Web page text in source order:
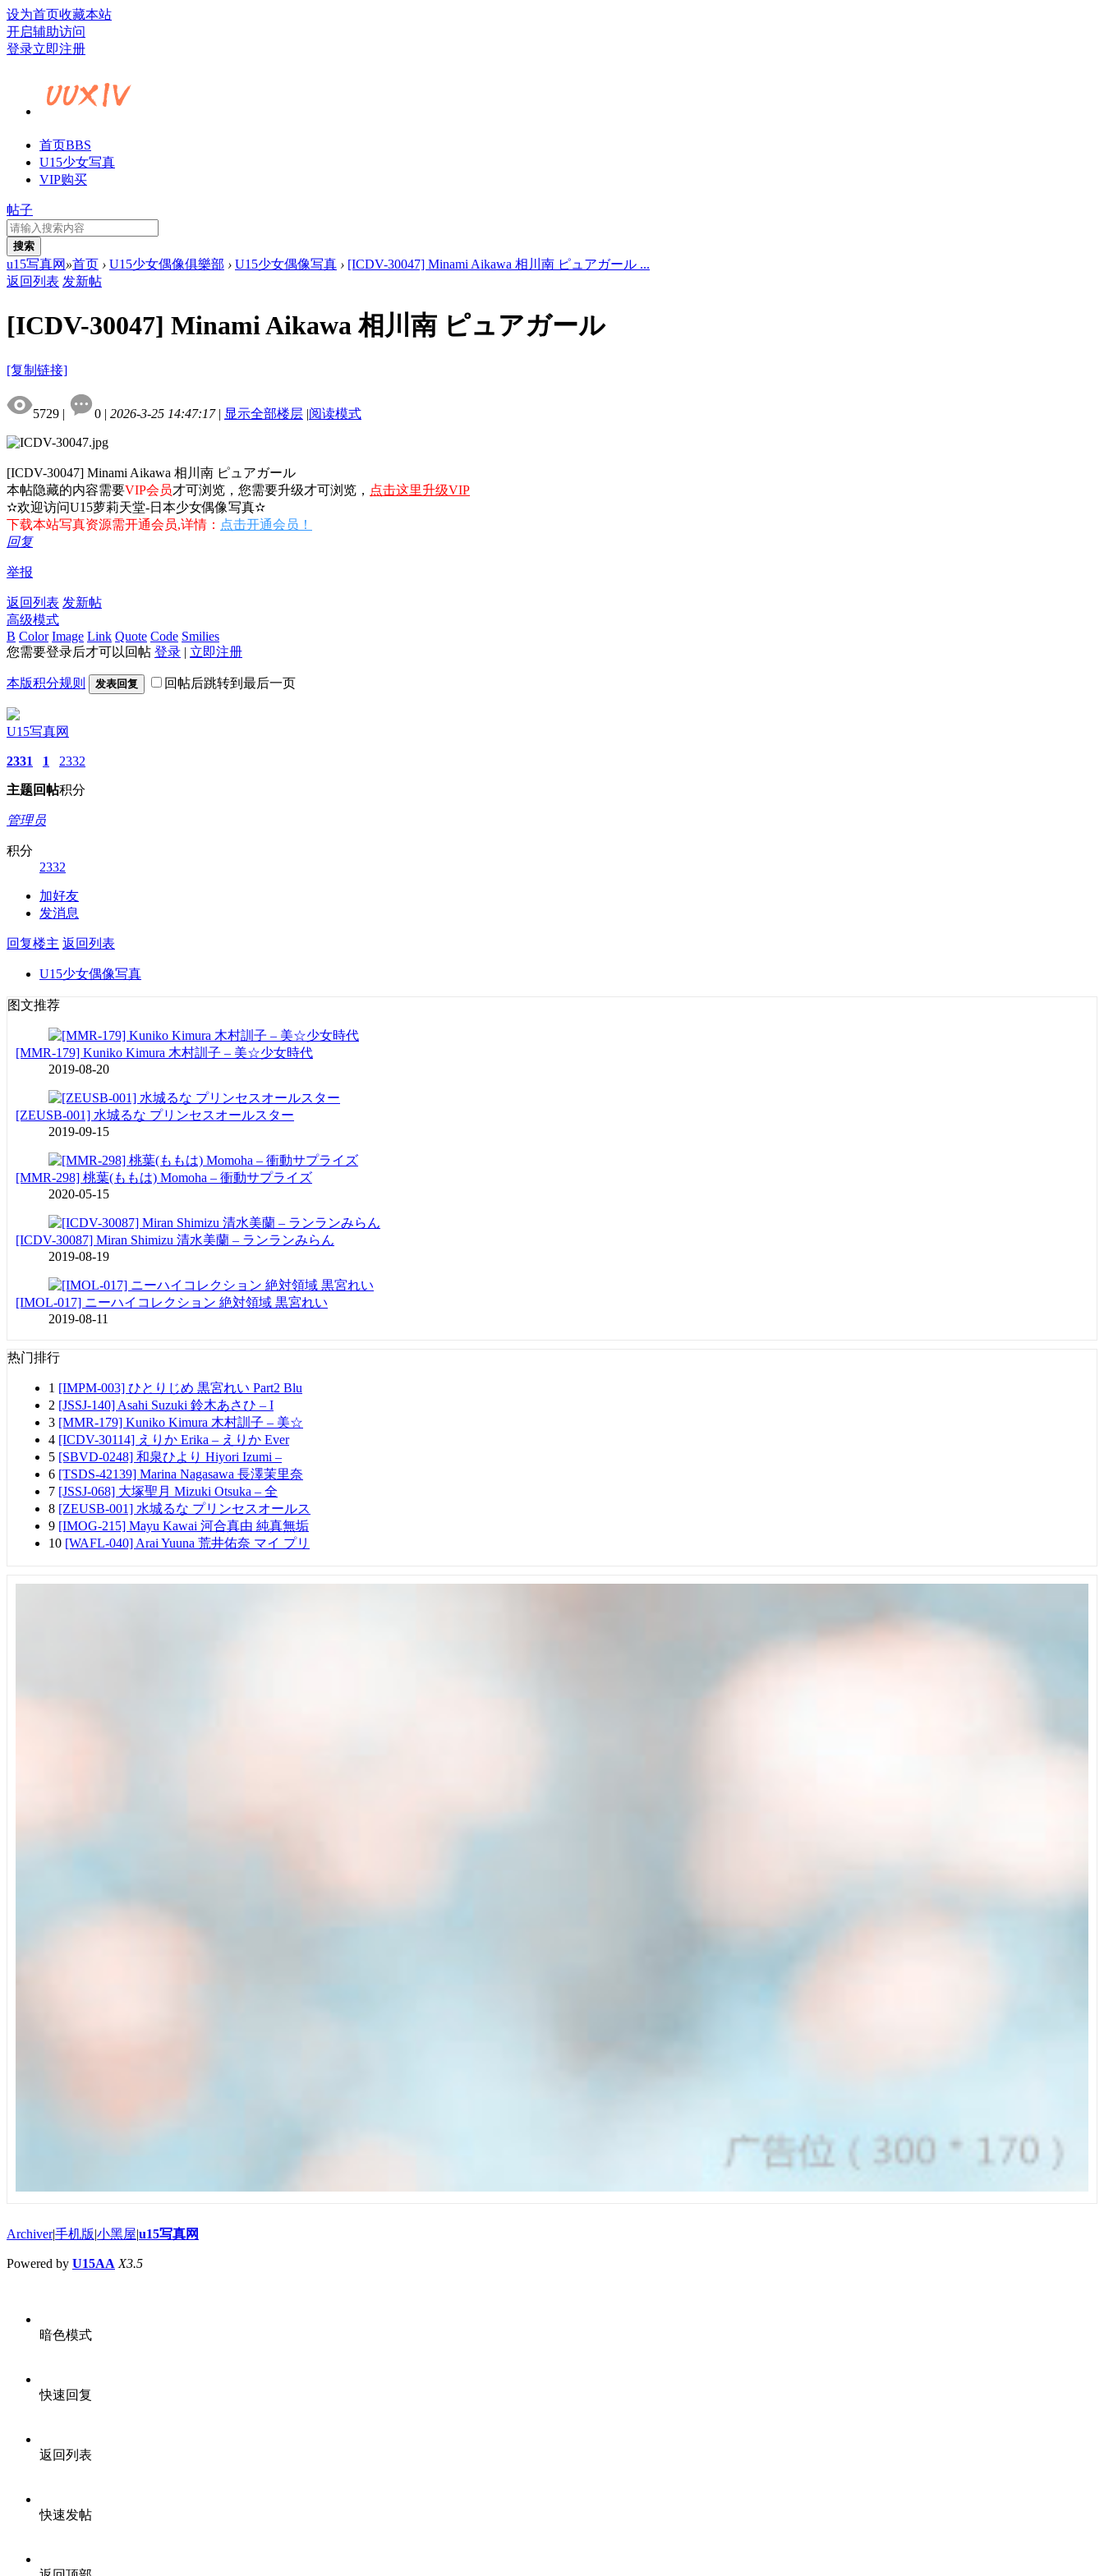
设为首页收藏本站
开启辅助访问
登录立即注册
首页BBS
U15少女写真
VIP购买
帖子
搜索
u15写真网 »首页 › U15少女偶像俱樂部 › U15少女偶像写真 › [ICDV-30047] Minami Aikawa 相川南 ピュアガール ...
返回列表 发新帖
[ICDV-30047] Minami Aikawa 相川南 ピュアガール
[复制链接]
5729 | 0 | 2026-3-25 14:47:17 | 显示全部楼层 |阅读模式
[ICDV-30047] Minami Aikawa 相川南 ピュアガール
本帖隐藏的内容需要VIP会员才可浏览，您需要升级才可浏览， 点击这里升级VIP
✫欢迎访问U15萝莉天堂-日本少女偶像写真✫
下载本站写真资源需开通会员,详情： 点击开通会员！
回复
举报
返回列表 发新帖
高级模式
B Color Image Link Quote Code Smilies
您需要登录后才可以回帖 登录 | 立即注册
本版积分规则 发表回复 回帖后跳转到最后一页
U15写真网
2331
主题
1
回帖
2332
积分
管理员
积分
2332
加好友
发消息
回复楼主 返回列表
U15少女偶像写真
图文推荐
[MMR-179] Kuniko Kimura 木村訓子 – 美☆少女時代
2019-08-20
[ZEUSB-001] 水城るな プリンセスオールスター
2019-09-15
[MMR-298] 桃葉(ももは) Momoha – 衝動サプライズ
2020-05-15
[ICDV-30087] Miran Shimizu 清水美蘭 – ランランみらん
2019-08-19
[IMOL-017] ニーハイコレクション 絶対領域 黒宮れい
2019-08-11
热门排行
1 [IMPM-003] ひとりじめ 黒宮れい Part2 Blu
2 [JSSJ-140] Asahi Suzuki 鈴木あさひ – I
3 [MMR-179] Kuniko Kimura 木村訓子 – 美☆
4 [ICDV-30114] えりか Erika – えりか Ever
5 [SBVD-0248] 和泉ひより Hiyori Izumi –
6 [TSDS-42139] Marina Nagasawa 長澤茉里奈
7 [JSSJ-068] 大塚聖月 Mizuki Otsuka – 全
8 [ZEUSB-001] 水城るな プリンセスオールス
9 [IMOG-215] Mayu Kawai 河合真由 純真無垢
10 [WAFL-040] Arai Yuuna 荒井佑奈 マイ プリ
Archiver|手机版|小黑屋|u15写真网
Powered by U15AA X3.5
暗色模式
快速回复
返回列表
快速发帖